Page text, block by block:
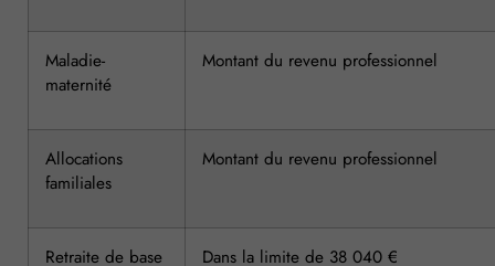
Maladie-
maternité
Montant du revenu professionnel
Allocations
familiales
Montant du revenu professionnel
Retraite de base Dans la limite de 38 040 €